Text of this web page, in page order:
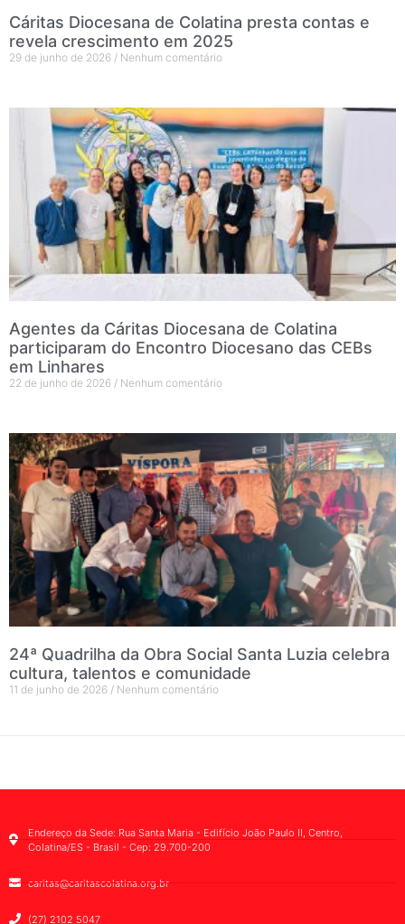
Cáritas Diocesana de Colatina presta contas e
revela crescimento em 2025
29 de junho de 2026 Nenhum comentário
Agentes da Cáritas Diocesana de Colatina
participaram do Encontro Diocesano das CEBs
em Linhares
22 de junho de 2026 Nenhum comentário
24ª Quadrilha da Obra Social Santa Luzia celebra
cultura, talentos e comunidade
11 de junho de 2026 Nenhum comentário
Endereço da Sede: Rua Santa Maria - Edifício João Paulo II, Centro,
Colatina/ES - Brasil - Cep: 29.700-200
caritas@caritascolatina.org.br
(27) 2102 5047